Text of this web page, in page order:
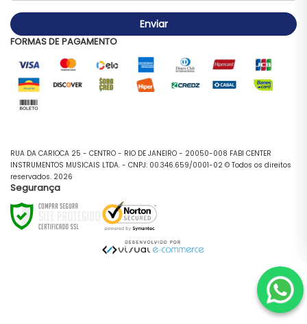
Enviar
FORMAS DE PAGAMENTO
RUA DA CARIOCA 25 - CENTRO - RIO DE JANEIRO - 20050-008 FABI CENTER
INSTRUMENTOS MUSICAIS LTDA. - CNPJ: 00.346.659/0001-02 © Todos os direitos
reservados. 2026
Segurança